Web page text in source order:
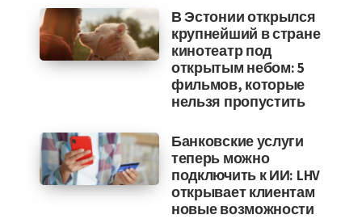
В Эстонии открылся
крупнейший в стране
кинотеатр под
открытым небом: 5
фильмов, которые
нельзя пропустить
Банковские услуги
теперь можно
подключить к ИИ: LHV
открывает клиентам
новые возможности